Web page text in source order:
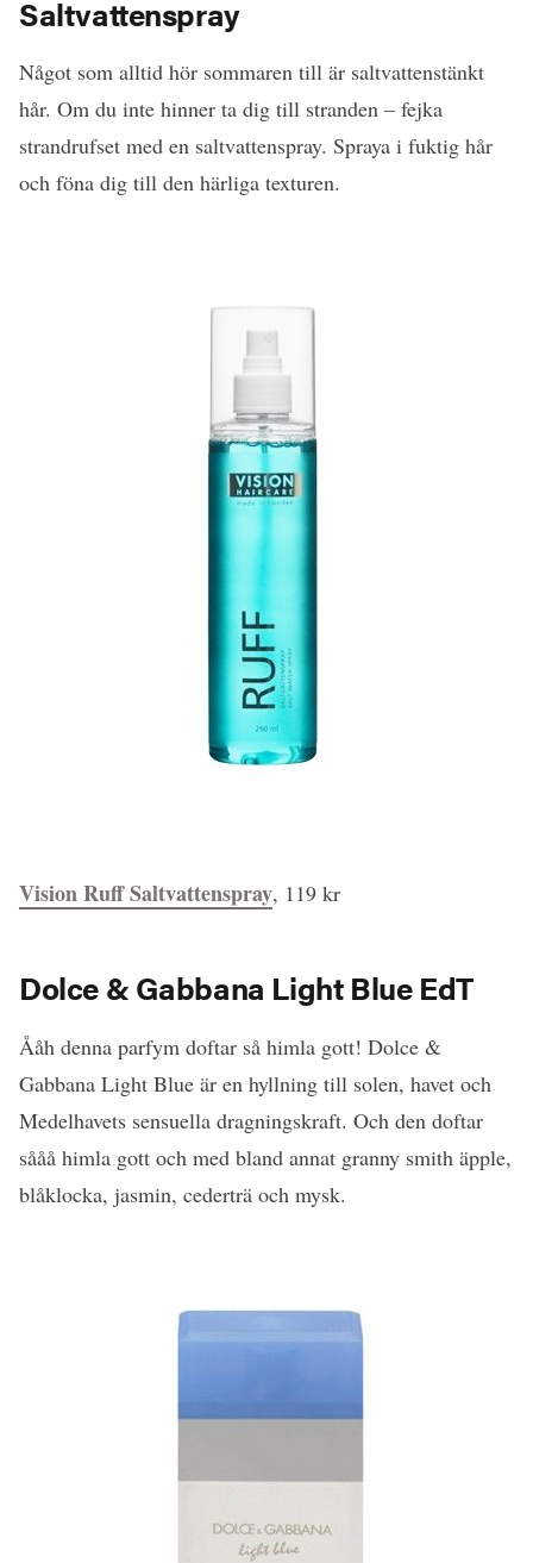
Saltvattenspray
Något som alltid hör sommaren till är saltvattenstänkt
hår. Om du inte hinner ta dig till stranden – fejka
strandrufset med en saltvattenspray. Spraya i fuktig hår
och föna dig till den härliga texturen.
Vision Ruff Saltvattenspray, 119 kr
Dolce & Gabbana Light Blue EdT
Ååh denna parfym doftar så himla gott! Dolce &
Gabbana Light Blue är en hyllning till solen, havet och
Medelhavets sensuella dragningskraft. Och den doftar
sååå himla gott och med bland annat granny smith äpple,
blåklocka, jasmin, cederträ och mysk.